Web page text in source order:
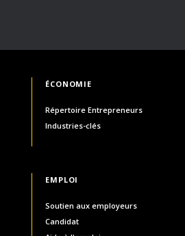
ÉCONOMIE
Répertoire Entrepreneurs
Industries-clés
EMPLOI
Soutien aux employeurs
Candidat